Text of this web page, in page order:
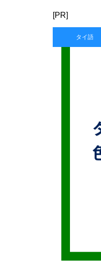
[PR]
タイ語